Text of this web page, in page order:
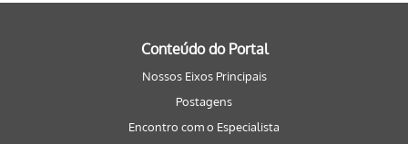
Conteúdo do Portal
Nossos Eixos Principais
Postagens
Encontro com o Especialista